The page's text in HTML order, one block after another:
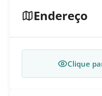
Endereço
Clique